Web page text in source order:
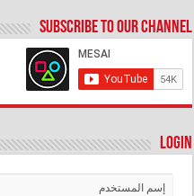
Subscribe to our Channel
Login